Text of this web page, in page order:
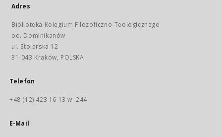
Adres
Biblioteka Kolegium Filozoficzno-Teologicznego
oo. Dominikanów
ul. Stolarska 12
31-043 Kraków, POLSKA
Telefon
+48 (12) 423 16 13 w. 244
E-Mail